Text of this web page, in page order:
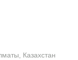
Казахстан